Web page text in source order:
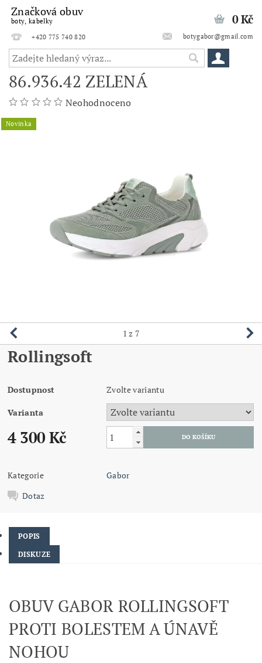
Značková obuv
boty, kabelky
+420 775 740 820
botygabor@gmail.com
0 Kč
86.936.42 ZELENÁ
Neohodnoceno
Novinka
1 z 7
Rollingsoft
Dostupnost Zvolte variantu
Varianta
4 300 Kč
Kategorie
Gabor
Dotaz
POPIS
DISKUZE
OBUV GABOR ROLLINGSOFT
PROTI BOLESTEM A ÚNAVĚ
NOHOU